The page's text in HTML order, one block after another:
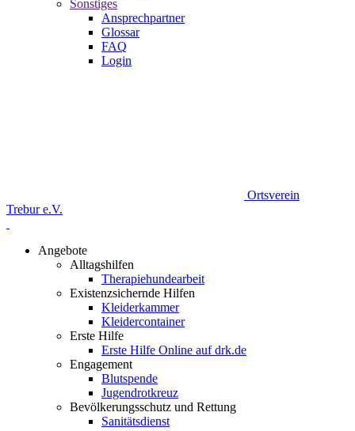
Sonstiges
Ansprechpartner
Glossar
FAQ
Login
Ortsverein
Trebur e.V.
Angebote
Alltagshilfen
Therapiehundearbeit
Existenzsichernde Hilfen
Kleiderkammer
Kleidercontainer
Erste Hilfe
Erste Hilfe Online auf drk.de
Engagement
Blutspende
Jugendrotkreuz
Bevölkerungsschutz und Rettung
Sanitätsdienst